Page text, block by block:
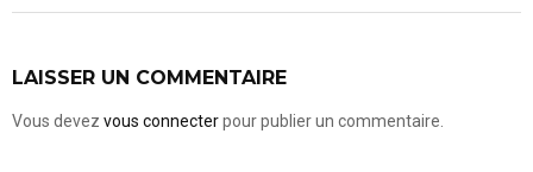
LAISSER UN COMMENTAIRE
Vous devez vous connecterpour publier un commentaire.